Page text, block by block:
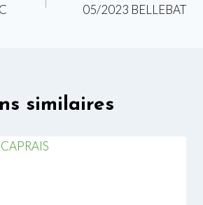
05/2023 BELLEBAT
similaires